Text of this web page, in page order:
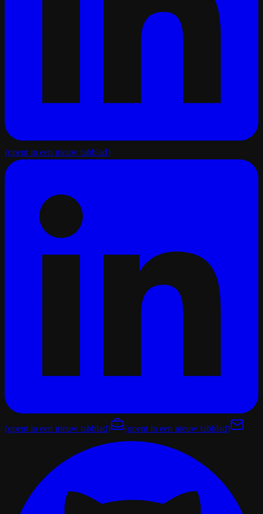
(opent in een nieuw tabblad)
(opent in een nieuw tabblad) (opent in een nieuw tabblad)